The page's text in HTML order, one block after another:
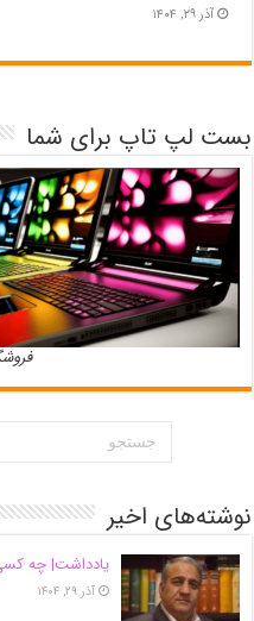
آذر ۲۹, ۱۴۰۴
بست لپ تاپ برای شما
نوشته‌های اخیر
یادداشت| ‌چه
آذر ۲۹, ۱۴۰۴